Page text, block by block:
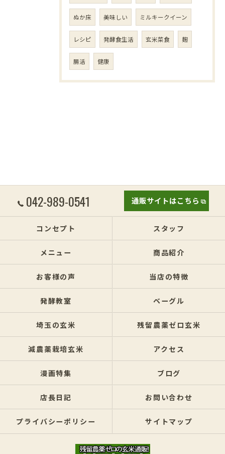
ぬか床 美味しい ミルキークイーン
レシピ 発酵食生活 玄米菜食 麹
腸活 健康
042-989-0541 通販サイトはこちら
コンセプト スタッフ
メニュー 商品紹介
お客様の声 当店の特徴
発酵教室 ベーグル
埼玉の玄米 残留農薬ゼロ玄米
減農薬栽培玄米 アクセス
漫画特集 ブログ
店長日記 お問い合わせ
プライバシーポリシー サイトマップ